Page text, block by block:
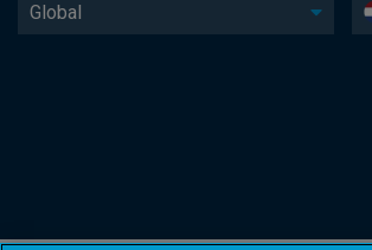
Global